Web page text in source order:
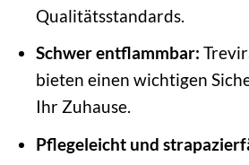
Qualitätsstandards.
Schwer entflammbar:
bieten einen wichtigen
Ihr Zuhause.
Pflegeleicht und